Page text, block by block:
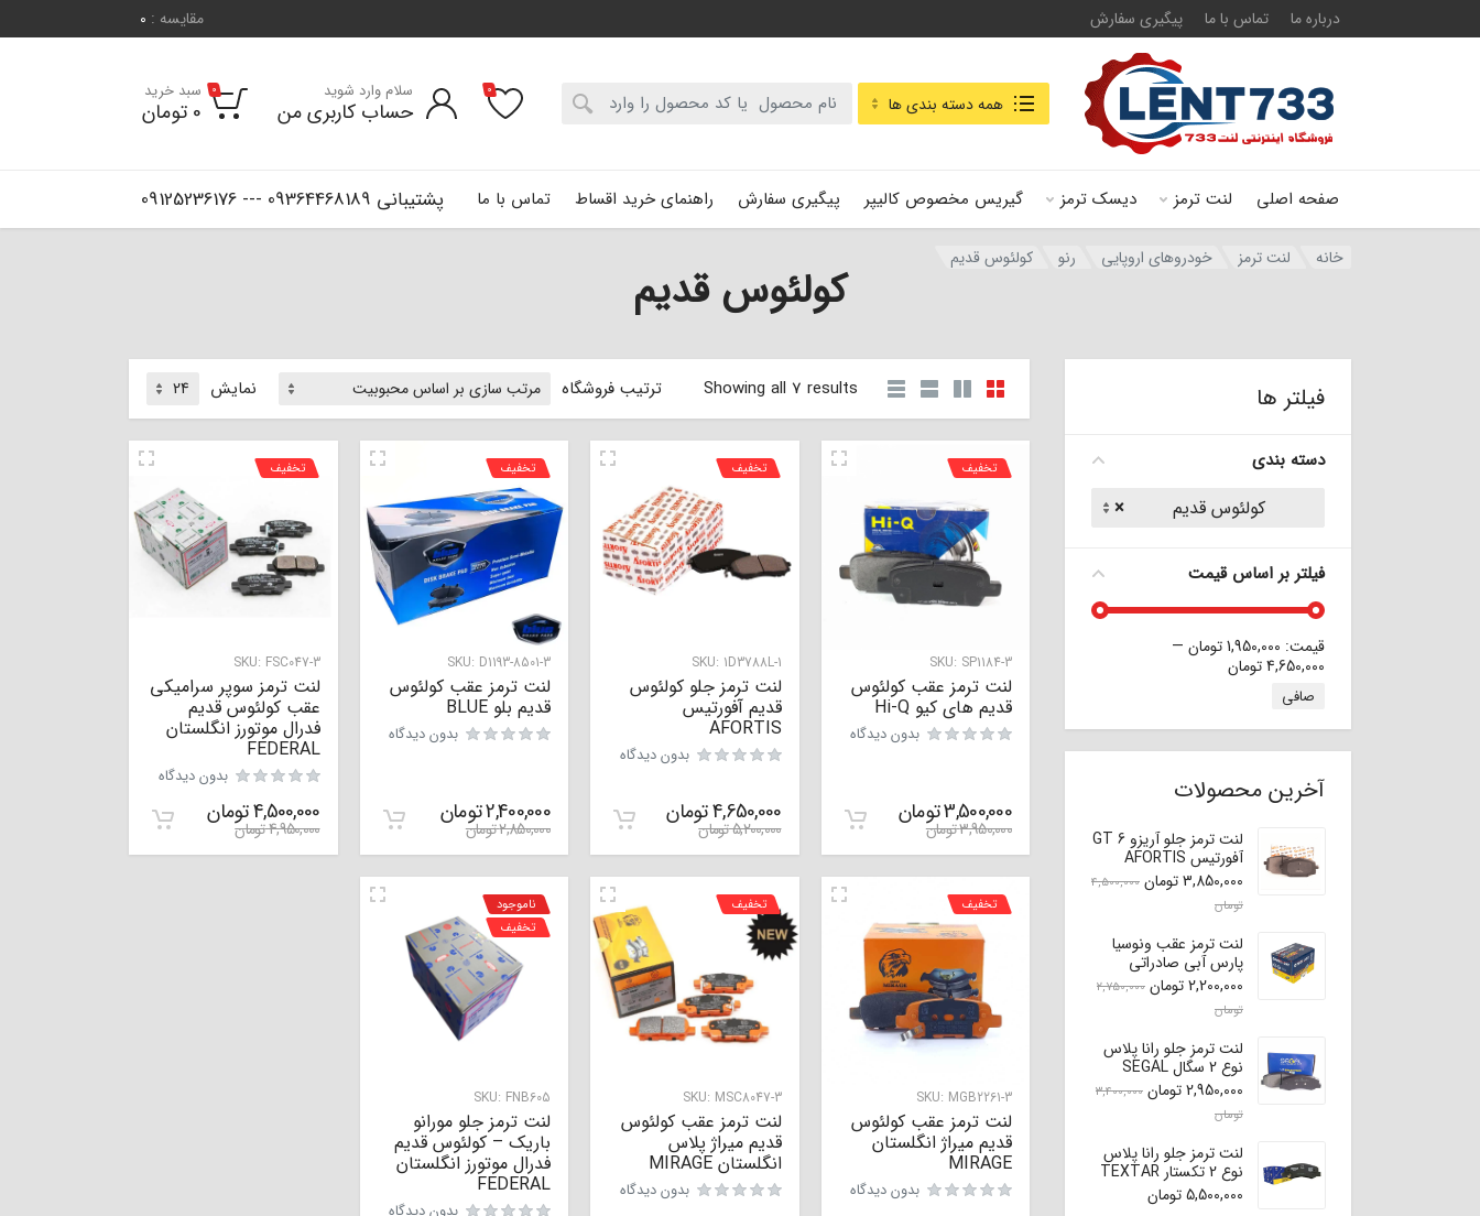
درباره ما تماس با ما پیگیری سفارش مقایسه : 0
صفحه اصلی لنت ترمز دیسک ترمز گیریس مخصوص کالیپر پیگیری سفارش راهنمای خرید اقساط تماس با ما پشتیبانی 09364468189 --- 09125236176
جستجو در:همه دسته بندی ها
0 سلام وارد شوید
حساب کاربری من
0 سبد خرید
0 تومان
خانه لنت ترمز خودروهای اروپایی رنو کولئوس قدیم
کولئوس قدیم
فیلتر ها
دسته بندی
× کولئوس قدیم
فیلتر بر اساس قیمت
حداقل قیمت
حداكثر قيمت
صافی
قيمت: 1,950,000 تومان
—
4,650,000 تومان
آخرین محصولات
لنت ترمز جلو آریزو 6 GT
آفورتیس AFORTIS
3,850,000تومان 4,500,000
تومان
لنت ترمز عقب ونوسیا
پارس آبی صادراتی
(اصلی)
2,200,000تومان 2,750,000
تومان
لنت ترمز جلو رانا پلاس
نوع 2 سگال SEGAL
2,950,000تومان 3,400,000
تومان
لنت ترمز جلو رانا پلاس
نوع 2 تکستار TEXTAR
(اصلی)
5,500,000تومان
Showing all 7 results ترتیب فروشگاه نمایش
SKU: SP1184-3
تخفیف
لنت ترمز عقب کولئوس
قدیم های کیو Hi-Q
بدون دیدگاه
3,500,000تومان
3,950,000تومان
SKU: 1D3788L-1
تخفیف
لنت ترمز جلو کولئوس
قدیم آفورتیس
AFORTIS
بدون دیدگاه
4,650,000تومان
5,200,000تومان
SKU: D1193-8501-3
تخفیف
لنت ترمز عقب کولئوس
قدیم بلو BLUE
بدون دیدگاه
2,400,000تومان
2,850,000تومان
SKU: FSC047-3
تخفیف
لنت ترمز سوپر سرامیکی
عقب کولئوس قدیم
فدرال موتورز انگلستان
FEDERAL
بدون دیدگاه
4,500,000تومان
4,950,000تومان
SKU: MGB2261-3
تخفیف
لنت ترمز عقب کولئوس
قدیم میراژ انگلستان
MIRAGE
بدون دیدگاه
SKU: MSC8047-3
تخفیف
لنت ترمز عقب کولئوس
قدیم میراژ پلاس
انگلستان MIRAGE
بدون دیدگاه
SKU: FNB605
ناموجود
تخفیف
لنت ترمز جلو مورانو
باریک – کولئوس قدیم
فدرال موتورز انگلستان
FEDERAL
بدون دیدگاه